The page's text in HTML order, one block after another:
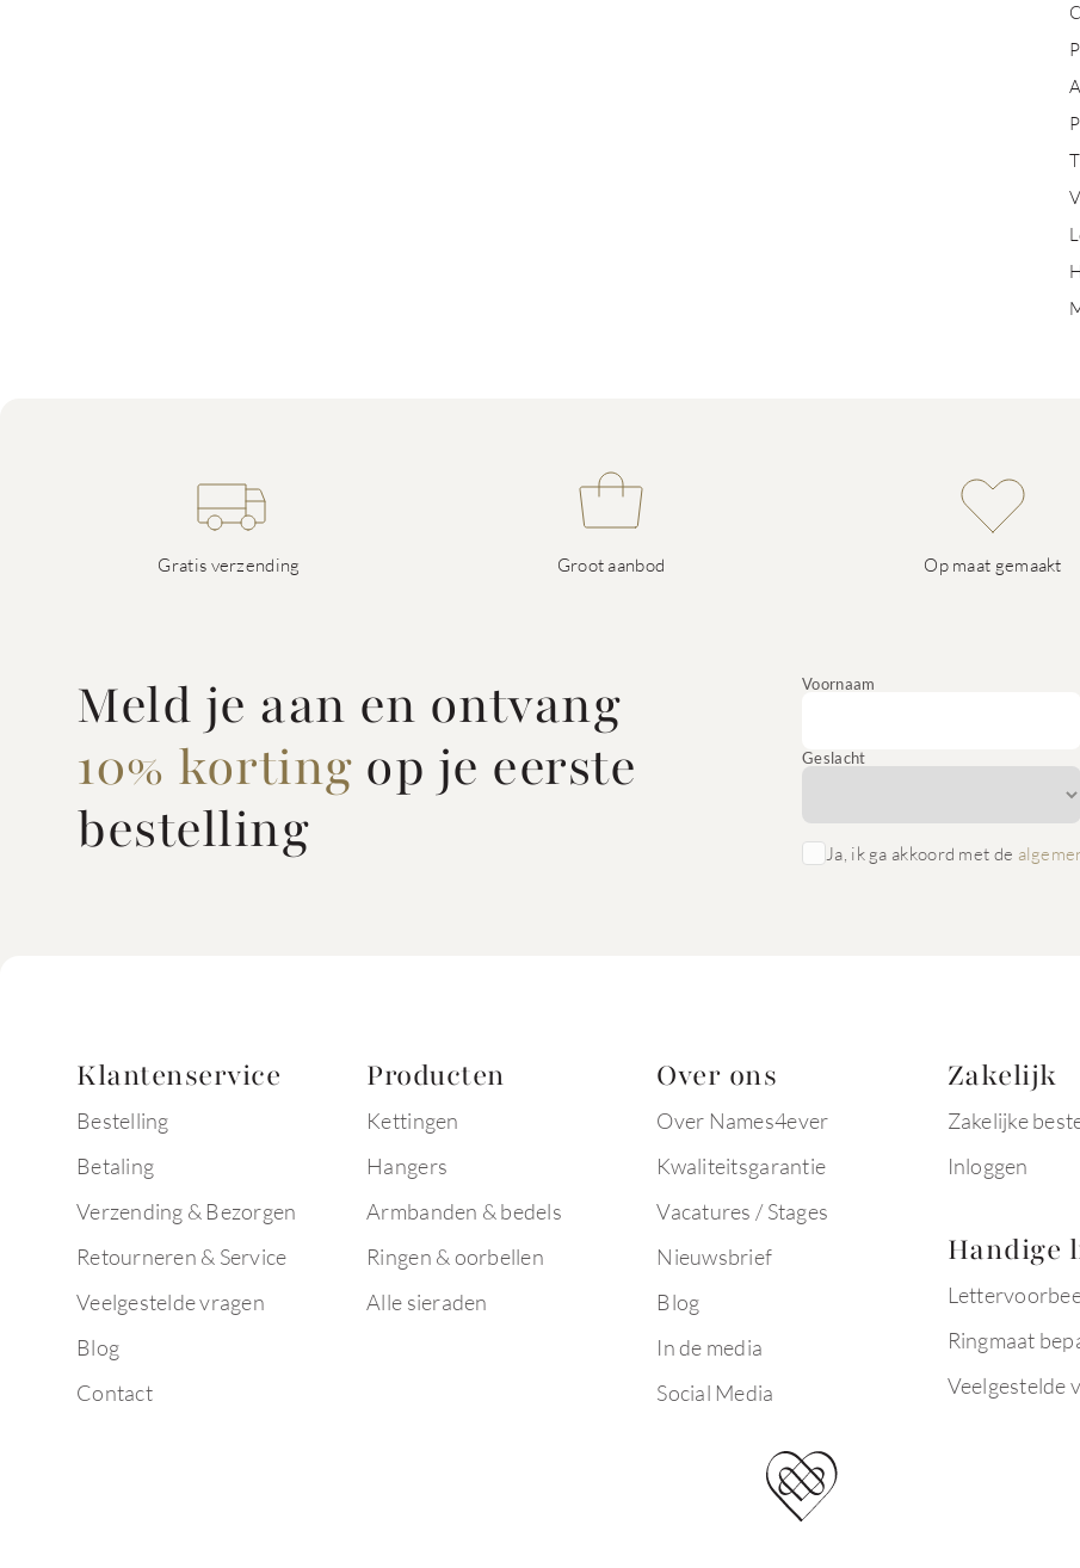
Gratis verzending Groot aanbod Op maat gemaakt
Meld je aan en ontvang
10% korting op je eerste
bestelling
Voornaam
Geslacht
Ja, ik ga akkoord met de
Klantenservice
Bestelling
Betaling
Verzending & Bezorgen
Retourneren & Service
Veelgestelde vragen
Blog
Contact
Producten
Kettingen
Hangers
Armbanden & bedels
Ringen & oorbellen
Alle sieraden
Over ons
Over Names4ever
Kwaliteitsgarantie
Vacatures / Stages
Nieuwsbrief
Blog
In de media
Social Media
Zakelijk
Zakelijke
Inloggen
Handige
Ringmaat
Veelgestelde